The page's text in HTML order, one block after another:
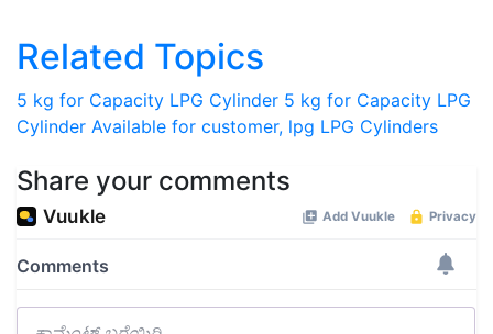
Related Topics
5 kg for Capacity LPG Cylinder 5 kg for Capacity LPG
Cylinder Available for customer, lpg LPG Cylinders
Share your comments